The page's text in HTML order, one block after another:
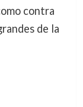
contra
de la